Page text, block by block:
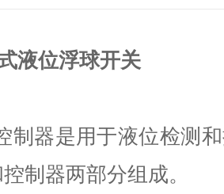
液位浮球开关
制器是用于液位检测
制器两部分组成。